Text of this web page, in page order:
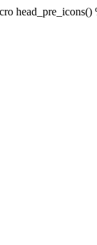
head_pre_icons()